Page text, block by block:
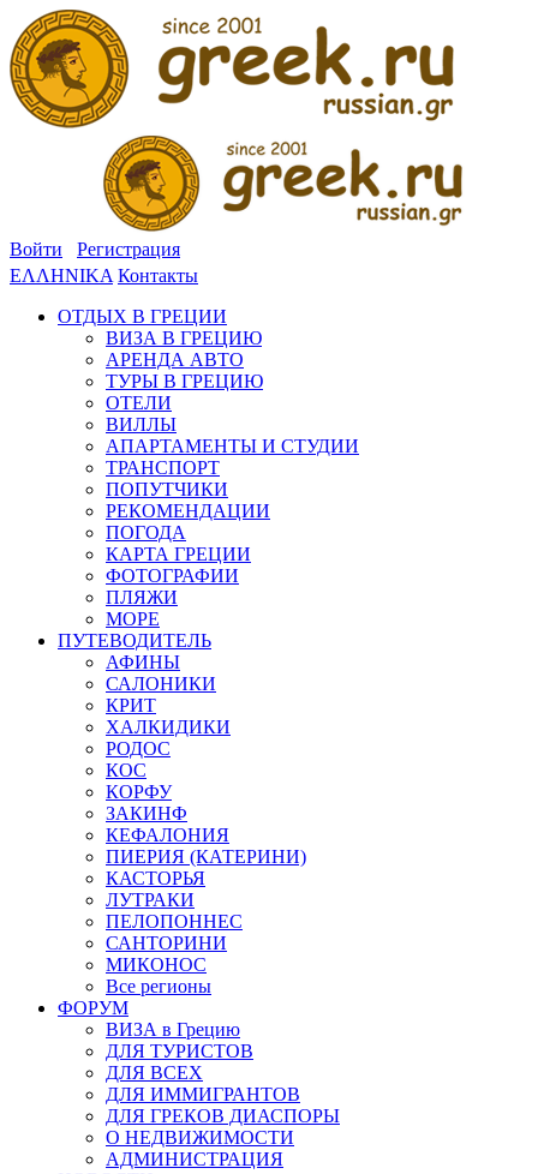
Войти
Регистрация
ΕΛΛΗΝΙΚΑ Контакты
ОТДЫХ В ГРЕЦИИ
ВИЗА В ГРЕЦИЮ
АРЕНДА АВТО
ТУРЫ В ГРЕЦИЮ
ОТЕЛИ
ВИЛЛЫ
АПАРТАМЕНТЫ И СТУДИИ
ТРАНСПОРТ
ПОПУТЧИКИ
РЕКОМЕНДАЦИИ
ПОГОДА
КАРТА ГРЕЦИИ
ФОТОГРАФИИ
ПЛЯЖИ
МОРЕ
ПУТЕВОДИТЕЛЬ
АФИНЫ
САЛОНИКИ
КРИТ
ХАЛКИДИКИ
РОДОС
КОС
КОРФУ
ЗАКИНФ
КЕФАЛОНИЯ
ПИЕРИЯ (КАТЕРИНИ)
КАСТОРЬЯ
ЛУТРАКИ
ПЕЛОПОННЕС
САНТОРИНИ
МИКОНОС
Все регионы
ФОРУМ
ВИЗА в Грецию
ДЛЯ ТУРИСТОВ
ДЛЯ ВСЕХ
ДЛЯ ИММИГРАНТОВ
ДЛЯ ГРЕКОВ ДИАСПОРЫ
О НЕДВИЖИМОСТИ
АДМИНИСТРАЦИЯ